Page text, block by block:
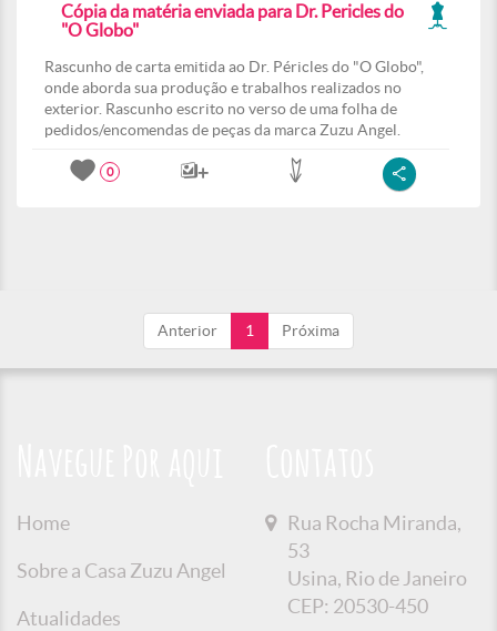
Cópia da matéria enviada para Dr. Pericles do
"O Globo"
Rascunho de carta emitida ao Dr. Péricles do "O Globo",
onde aborda sua produção e trabalhos realizados no
exterior. Rascunho escrito no verso de uma folha de
pedidos/encomendas de peças da marca Zuzu Angel.
0
Anterior 1 Próxima
Home
Sobre a Casa Zuzu Angel
Atualidades
Rua Rocha Miranda,
53
Usina, Rio de Janeiro
CEP: 20530-450